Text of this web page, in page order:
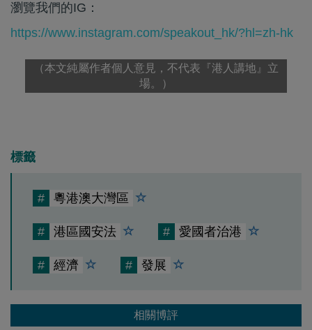
瀏覽我們的IG：
https://www.instagram.com/speakout_hk/?hl=zh-hk
（本文純屬作者個人意見，不代表『港人講地』立
場。）
標籤
# 粵港澳大灣區
# 港區國安法 # 愛國者治港
# 經濟 # 發展
相關博評